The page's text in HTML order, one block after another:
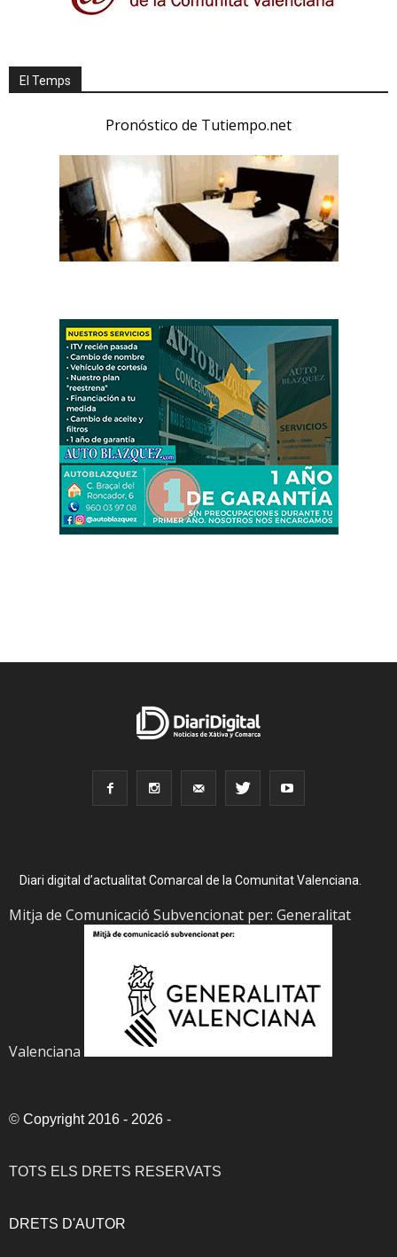
El Temps
Pronóstico de Tutiempo.net
Diari digital d’actualitat Comarcal de la Comunitat Valenciana.
Mitja de Comunicació Subvencionat per: Generalitat
Valenciana
© Copyright 2016 - 2026 -
TOTS ELS DRETS RESERVATS
DRETS D'AUTOR